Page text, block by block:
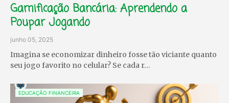
Gamificação Bancária: Aprendendo a
Poupar Jogando
junho 05, 2025
Imagina se economizar dinheiro fosse tão viciante quanto
seu jogo favorito no celular? Se cada r…
EDUCAÇÃO FINANCEIRA